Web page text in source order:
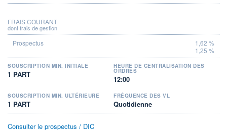
FRAIS COURANT
dont frais de gestion
1,62 %
1,25 %
SOUSCRIPTION MIN. INITIALE
1 PART
HEURE DE CENTRALISATION DES
ORDRES
12:00
SOUSCRIPTION MIN. ULTÉRIEURE
1 PART
FRÉQUENCE DES VL
Quotidienne
Consulter le prospectus / DIC